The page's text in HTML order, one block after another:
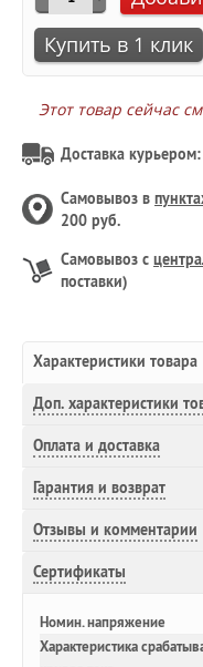
Купить в 1 клик
Этот товар сейчас
Доставка
Самовывоз в
200 руб.
Самовывоз с
поставки)
Характеристики товара
Доп. характеристики
Оплата и доставка
Гарантия и возврат
Отзывы и комментарии
Сертификаты
Номин. напряжение
Характеристика